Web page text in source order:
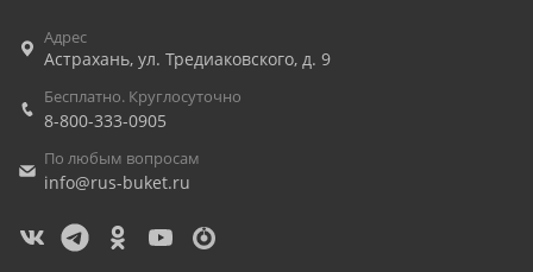
Адрес
Астрахань, ул. Тредиаковского, д. 9
Бесплатно. Круглосуточно
8-800-333-0905
По любым вопросам
info@rus-buket.ru